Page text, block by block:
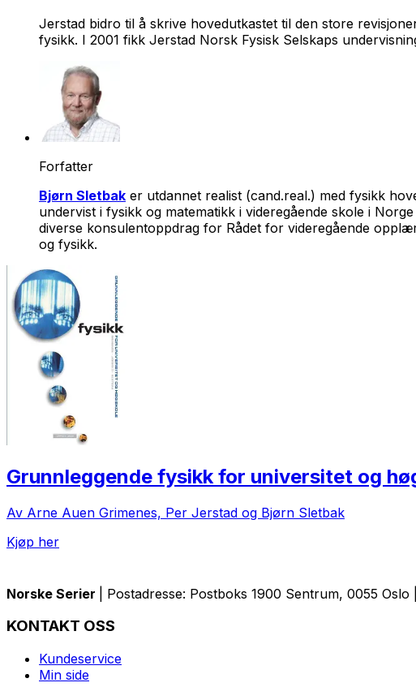
Jerstad bidro til å skrive hovedutkastet til den store
fysikk. I 2001 fikk Jerstad Norsk Fysisk Selskaps
Forfatter
Bjørn Sletbak er utdannet realist (cand.real.) med fysikk
undervist i fysikk og matematikk i videregående skole i
diverse konsulentoppdrag for Rådet for videregående
og fysikk.
Grunnleggende fysikk for universitet og
Av Arne Auen Grimenes, Per Jerstad og Bjørn Sletbak
Kjøp her
Norske Serier | Postadresse: Postboks 1900 Sentrum, 0055
KONTAKT OSS
Kundeservice
Min side